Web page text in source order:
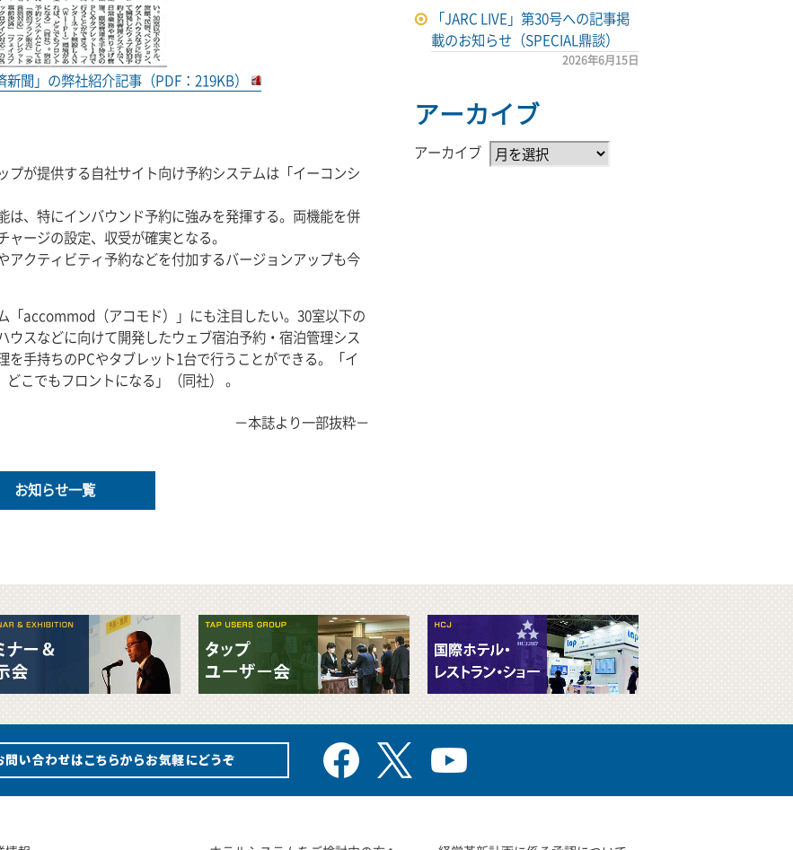
聞」の弊社紹介記事（PDF：219KB）
が提供する自社サイト向け予約システムは「イーコンシ
は、特にインバウンド予約に強みを発揮する。両機能を併
ージの設定、収受が確実となる。
アクティビティ予約などを付加するバージョンアップも今
「accommod（アコモド）」にも注目したい。30室以下の
ウスなどに向けて開発したウェブ宿泊予約・宿泊管理シス
手持ちのPCやタブレット1台で行うことができる。「イ
こでもフロントになる」（同社） 。
－本誌より一部抜粋－
お知らせ一覧
「JARC LIVE」第30号への記事掲
載のお知らせ（SPECIAL鼎談）
2026年6月15日
アーカイブ
アーカイブ